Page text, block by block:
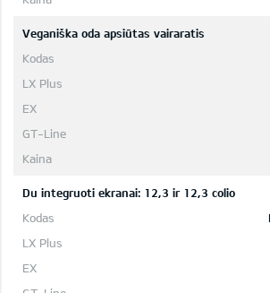
Veganiška oda apsiūtas vairaratis
Du integruoti ekranai: 12,3 ir 12,3 colio